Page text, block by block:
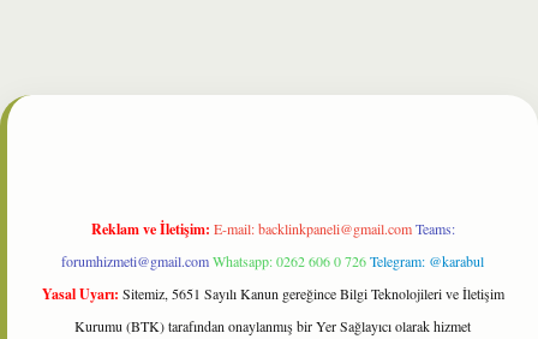
Reklam ve İletişim: E-mail:backlinkpaneli@gmail.com Teams:
forumhizmeti@gmail.comWhatsapp: 0262 606 0 726Telegram: @karabul
Yasal Uyarı: Sitemiz, 5651 Sayılı Kanun gereğince Bilgi Teknolojileri ve İletişim
Kurumu (BTK) tarafından onaylanmış bir Yer Sağlayıcı olarak hizmet